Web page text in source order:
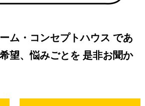
ム・コンセプトハウス であ
望、悩みごとを 是非お聞か